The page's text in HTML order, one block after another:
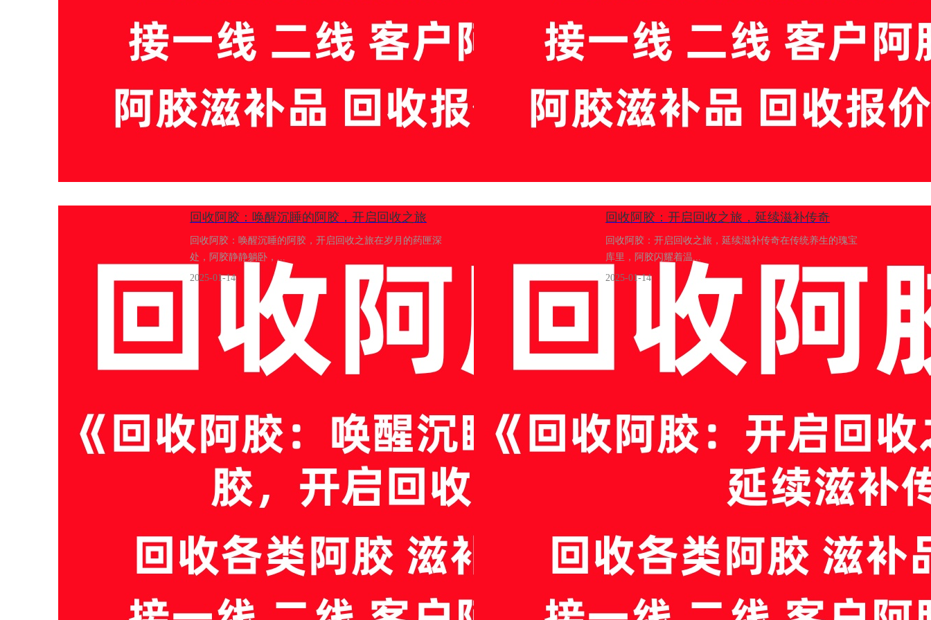
回收阿胶：​唤醒沉睡的阿胶，开启回收之旅
回收阿胶：唤醒沉睡的阿胶，开启回收之旅在岁月的药匣深
处，阿胶静静躺卧，...
2025-01-14
​回收阿胶：开启回收之旅，延续滋补传奇
回收阿胶：开启回收之旅，延续滋补传奇在传统养生的瑰宝
库里，阿胶闪耀着温...
2025-01-14